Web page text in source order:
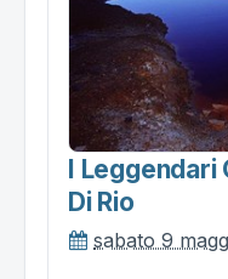
I
Di Rio
sabato 9